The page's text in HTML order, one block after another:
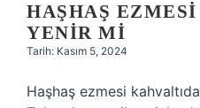
HAŞHAŞ
YENIR MI
Tarih: Kasım 5, 2024
Haşhaş ezmesi